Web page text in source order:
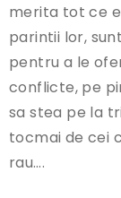
merita tot ce
parintii lor,
pentru a le
conflicte, pe
sa stea pe la
tocmai de cei
rau….